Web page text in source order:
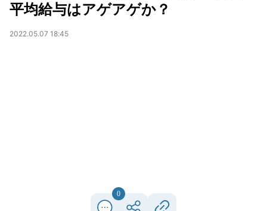
平均給与はアゲアゲか？
2022.05.07 18:45
0